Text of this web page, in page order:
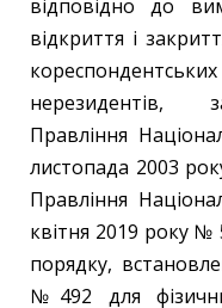
відповідно до
відкриття і
кореспондентських
нерезидентів,
Правління
листопада 2003
Правління
квітня 2019 року №
порядку,
№492 для